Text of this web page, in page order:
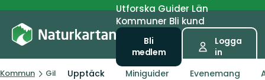
UtforskaGuiderLän
Kommuner Bli kund
Bli
medlem
Logga
in
Kommun GildeskålUpptäck Miniguider Evenemang